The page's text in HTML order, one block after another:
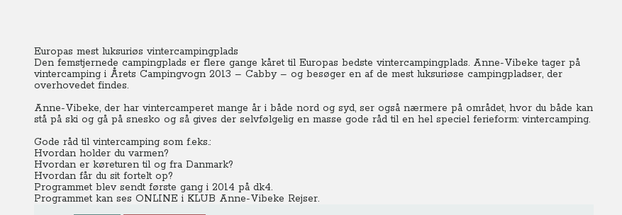
Europas mest luksuriøs vintercampingplads
Den femstjernede campingplads er flere gange kåret til Europas bedste vintercampingplads. Anne-Vibeke tager på
vintercamping i Årets Campingvogn 2013 – Cabby – og besøger en af de mest luksuriøse campingpladser, der
overhovedet findes.
Anne-Vibeke, der har vintercamperet mange år i både nord og syd, ser også nærmere på området, hvor du både kan
stå på ski og gå på snesko og så gives der selvfølgelig en masse gode råd til en hel speciel ferieform: vintercamping.
Gode råd til vintercamping som f.eks.:
Hvordan holder du varmen?
Hvordan er køreturen til og fra Danmark?
Hvordan får du sit fortelt op?
Programmet blev sendt første gang i 2014 på dk4.
Programmet kan ses ONLINE i KLUB Anne-Vibeke Rejser.